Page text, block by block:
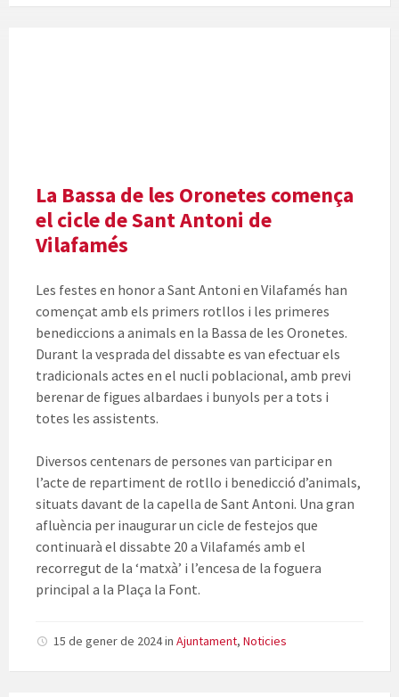
La Bassa de les Oronetes comença
el cicle de Sant Antoni de
Vilafamés
Les festes en honor a Sant Antoni en Vilafamés han
començat amb els primers rotllos i les primeres
benediccions a animals en la Bassa de les Oronetes.
Durant la vesprada del dissabte es van efectuar els
tradicionals actes en el nucli poblacional, amb previ
berenar de figues albardaes i bunyols per a tots i
totes les assistents.
Diversos centenars de persones van participar en
l’acte de repartiment de rotllo i benedicció d’animals,
situats davant de la capella de Sant Antoni. Una gran
afluència per inaugurar un cicle de festejos que
continuarà el dissabte 20 a Vilafamés amb el
recorregut de la ‘matxà’ i l’encesa de la foguera
principal a la Plaça la Font.
15 de gener de 2024in Ajuntament, Noticies